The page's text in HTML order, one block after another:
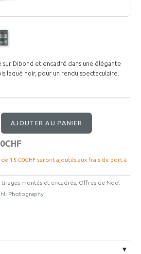
Dibond et encadré dans une élégante
laqué noir, pour un rendu spectaculaire.
15.00CHF seront ajoutés aux frais de port à
tirages montés et encadrés Offres de Noël
Photography